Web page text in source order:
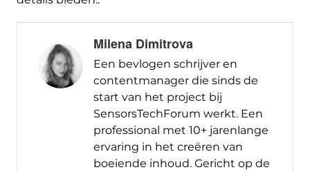
Milena Dimitrova
Een bevlogen schrijver en
contentmanager die sinds de
start van het project bij
SensorsTechForum werkt. Een
professional met 10+ jarenlange
ervaring in het creëren van
boeiende inhoud. Gericht op de